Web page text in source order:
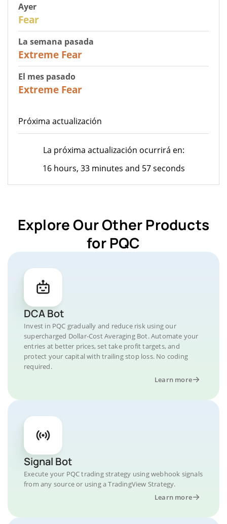
Ayer
Fear
La semana pasada
Extreme Fear
El mes pasado
Extreme Fear
Próxima actualización
La próxima actualización ocurrirá en:
16 hours, 33 minutes and 57 seconds
Explore Our Other Products
for PQC
DCA Bot
Invest in PQC gradually and reduce risk using our
supercharged Dollar-Cost Averaging Bot. Automate your
entries at better prices, set take profit targets, and
protect your capital with trailing stop loss. No coding
required.
Learn more
Signal Bot
Execute your PQC trading strategy using webhook signals
from any source or using a TradingView Strategy.
Learn more